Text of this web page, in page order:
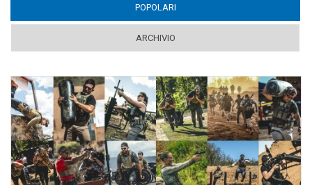
POPOLARI
ARCHIVIO